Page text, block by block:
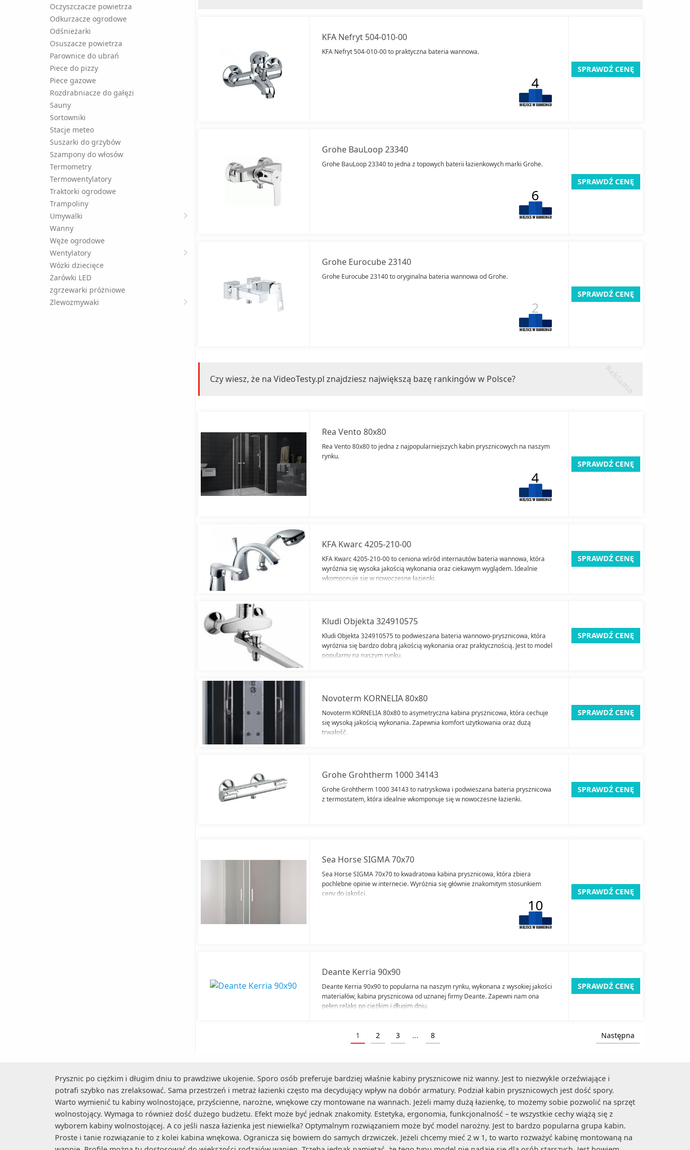
Oczyszczacze powietrza
Odkurzacze ogrodowe
Odśnieżarki
Osuszacze powietrza
Parownice do ubrań
Piece do pizzy
Piece gazowe
Rozdrabniacze do gałęzi
Sauny
Sortowniki
Stacje meteo
Suszarki do grzybów
Szampony do włosów
Termometry
Termowentylatory
Traktorki ogrodowe
Trampoliny
Umywalki
Wanny
Węże ogrodowe
Wentylatory
Wózki dziecięce
Żarówki LED
zgrzewarki próżniowe
Zlewozmywaki
KFA Nefryt 504-010-00
KFA Nefryt 504-010-00 to praktyczna bateria wannowa.
4
SPRAWDŹ CENĘ
Grohe BauLoop 23340
Grohe BauLoop 23340 to jedna z topowych baterii łazienkowych marki Grohe.
6
SPRAWDŹ CENĘ
Grohe Eurocube 23140
Grohe Eurocube 23140 to oryginalna bateria wannowa od Grohe.
2
SPRAWDŹ CENĘ
Czy wiesz, że na VideoTesty.pl znajdziesz największą bazę rankingów w Polsce?
Rea Vento 80x80
Rea Vento 80x80 to jedna z najpopularniejszych kabin prysznicowych na naszym
rynku.
4
SPRAWDŹ CENĘ
KFA Kwarc 4205-210-00
KFA Kwarc 4205-210-00 to ceniona wśród internautów bateria wannowa, która
wyróżnia się wysoka jakością wykonania oraz ciekawym wyglądem. Idealnie
wkomponuje się w nowoczesne łazienki.
SPRAWDŹ CENĘ
Kludi Objekta 324910575
Kludi Objekta 324910575 to podwieszana bateria wannowo-prysznicowa, która
wyróżnia się bardzo dobrą jakością wykonania oraz praktycznością. Jest to model
popularny na naszym rynku.
SPRAWDŹ CENĘ
Novoterm KORNELIA 80x80
Novoterm KORNELIA 80x80 to asymetryczna kabina prysznicowa, która cechuje
się wysoką jakością wykonania. Zapewnia komfort użytkowania oraz dużą
trwałość.
SPRAWDŹ CENĘ
Grohe Grohtherm 1000 34143
Grohe Grohtherm 1000 34143 to natryskowa i podwieszana bateria prysznicowa
z termostatem, która idealnie wkomponuje się w nowoczesne łazienki.
SPRAWDŹ CENĘ
Sea Horse SIGMA 70x70
Sea Horse SIGMA 70x70 to kwadratowa kabina prysznicowa, która zbiera
pochlebne opinie w internecie. Wyróżnia się głównie znakomitym stosunkiem
ceny do jakości.
10
SPRAWDŹ CENĘ
Deante Kerria 90x90
Deante Kerria 90x90 to popularna na naszym rynku, wykonana z wysokiej jakości
materiałów, kabina prysznicowa od uznanej firmy Deante. Zapewni nam ona
pełen relaks po ciężkim i długim dniu.
SPRAWDŹ CENĘ
1
2 3 ... 8 Następna
Prysznic po ciężkim i długim dniu to prawdziwe ukojenie. Sporo osób preferuje bardziej właśnie kabiny prysznicowe niż wanny. Jest to niezwykle orzeźwiające i
potrafi szybko nas zrelaksować. Sama przestrzeń i metraż łazienki często ma decydujący wpływ na dobór armatury. Podział kabin prysznicowych jest dość spory.
Warto wymienić tu kabiny wolnostojące, przyścienne, narożne, wnękowe czy montowane na wannach. Jeżeli mamy dużą łazienkę, to możemy sobie pozwolić na sprzęt
wolnostojący. Wymaga to również dość dużego budżetu. Efekt może być jednak znakomity. Estetyka, ergonomia, funkcjonalność – te wszystkie cechy wiążą się z
wyborem kabiny wolnostojącej. A co jeśli nasza łazienka jest niewielka? Optymalnym rozwiązaniem może być model narożny. Jest to bardzo popularna grupa kabin.
Proste i tanie rozwiązanie to z kolei kabina wnękowa. Ogranicza się bowiem do samych drzwiczek. Jeżeli chcemy mieć 2 w 1, to warto rozważyć kabinę montowaną na